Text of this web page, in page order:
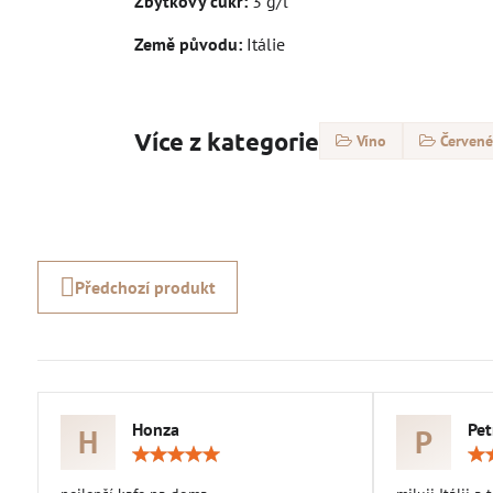
Země původu:Itálie
Více z kategorie Víno
Předchozí produkt
H
Honza
P